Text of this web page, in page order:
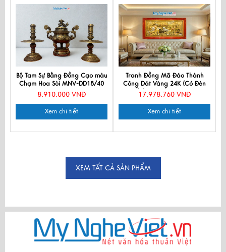
Bộ Tam Sự Bằng Đồng Cạo màu
Chạm Hoa Sòi MNV-DD18/40
cao mau soi
8.910.000 VNĐ
Xem chi tiết
Tranh Đồng Mã Đáo Thành
Công Dát Vàng 24K (Có Đèn
Led) (90x170)cm DD60100
17.978.760 VNĐ
Xem chi tiết
XEM TẤT CẢ SẢN PHẨM